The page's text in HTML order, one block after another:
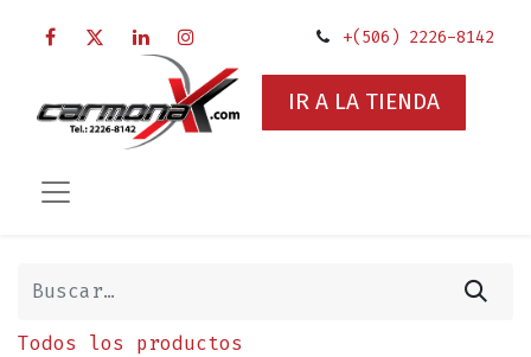
+(506) 2226-8142
IR A LA TIENDA
Todos los productos